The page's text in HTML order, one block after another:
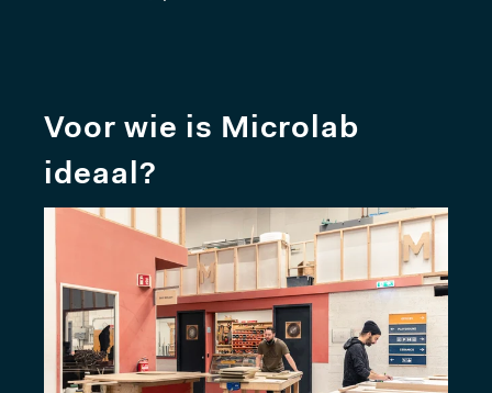
Voor wie is Microlab
ideaal?